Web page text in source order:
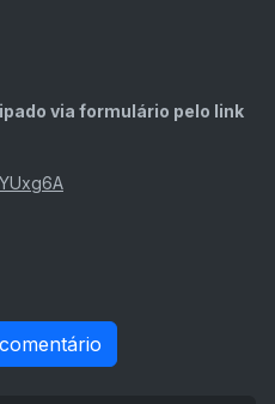
via formulário pelo link